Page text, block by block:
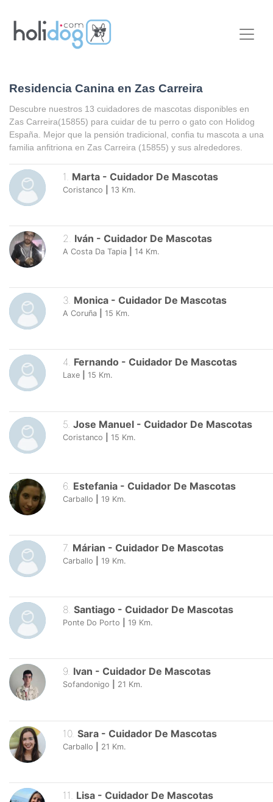
Residencia Canina en Zas Carreira
Descubre nuestros 13 cuidadores de mascotas disponibles en
Zas Carreira(15855) para cuidar de tu perro o gato con Holidog
España. Mejor que la pensión tradicional, confia tu mascota a una
familia anfitriona en Zas Carreira (15855) y sus alrededores.
1 Marta - Cuidador De Mascotas
Coristanco 13 Km.
2. Iván - Cuidador De Mascotas
A Costa Da Tapia 14 Km.
3. Monica - Cuidador De Mascotas
A Coruña 15 Km.
4. Fernando - Cuidador De Mascotas
Laxe 15 Km.
5 Jose Manuel - Cuidador De Mascotas
Coristanco 15 Km.
6 Estefania - Cuidador De Mascotas
Carballo 19 Km.
7. Márian - Cuidador De Mascotas
Carballo 19 Km.
8. Santiago - Cuidador De Mascotas
Ponte Do Porto 19 Km.
9. Ivan - Cuidador De Mascotas
Sofandonigo 21 Km.
10. Sara - Cuidador De Mascotas
Carballo 21 Km.
11 Lisa - Cuidador De Mascotas